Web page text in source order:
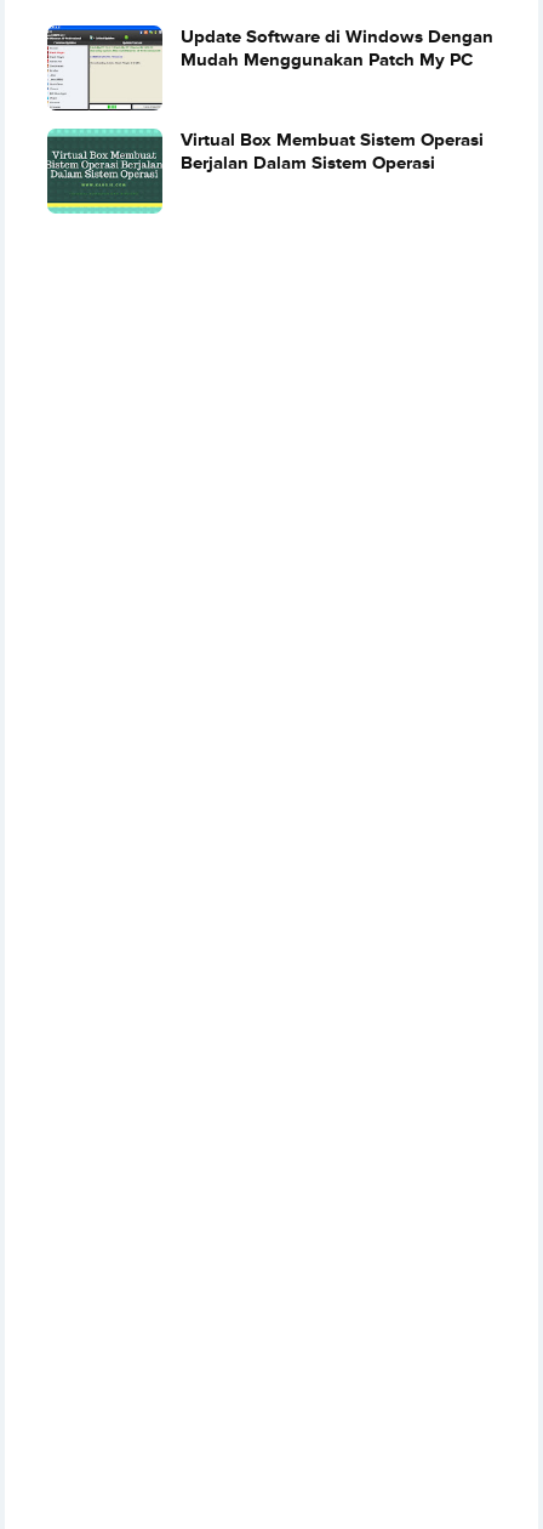
Update Software di Windows Dengan
Mudah Menggunakan Patch My PC
Virtual Box Membuat Sistem Operasi
Berjalan Dalam Sistem Operasi